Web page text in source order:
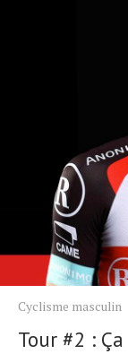
Cyclisme masculin
Tour #2 :